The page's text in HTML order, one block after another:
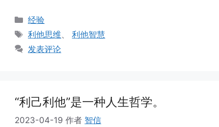
分
类
经验
标
签
利他思维、利他智慧
发表评论
“利己利他”是一种人生哲学。
2023-04-19 作者 智信